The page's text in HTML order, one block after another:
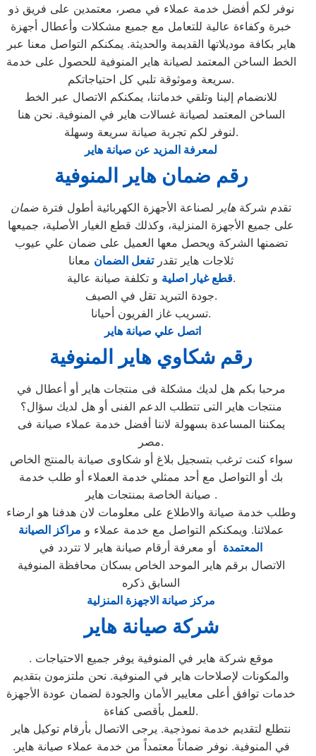
نوفر لكم أفضل خدمة عملاء في مصر، معتمدين على فريق ذو
خبرة وكفاءة عالية للتعامل مع جميع مشكلات وأعطال أجهزة
هاير بكافة موديلاتها القديمة والحديثة. يمكنكم التواصل معنا عبر
الخط الساخن المعتمد لصيانة هاير المنوفية للحصول على خدمة
سريعة وموثوقة تلبي كل احتياجاتكم.
للانضمام إلينا وتلقي خدماتنا، يمكنكم الاتصال عبر الخط
الساخن المعتمد لصيانة غسالات هاير في المنوفية. نحن هنا
لنوفر لكم تجربة صيانة سريعة وسهلة.
لمعرفة المزيد عن صيانة هاير
رقم ضمان هاير المنوفية
تقدم شركة هاير لصناعة الأجهزة الكهربائية أطول فترة ضمان
على جميع الأجهزة المنزلية، وكذلك قطع الغيار الأصلية، جميعها
تضمنها الشركة ويحصل معها العميل على ضمان علي عيوب
ثلاجات هاير تقدرتفعل الضمان معانا
قطع غيار اصليةو تكلفة صيانة عالية.
جودة التبريد تقل في الصيف.
تسريب غاز الفريون أحيانا.
اتصل علي صيانة هاير
رقم شكاوي هاير المنوفية
مرحبا بكم هل لديك مشكلة فى منتجات هاير أو أعطال في
منتجات هاير التى تتطلب الدعم الفنى أو هل لديك سؤال؟
يمكننا المساعدة بسهولة لاننا أفضل خدمة عملاء صيانة فى
مصر.
سواء كنت ترغب بتسجيل بلاغ أو شكاوى صيانة بالمنتج الخاص
بك أو التواصل مع أحد ممثلي خدمة العملاء أو طلب خدمة
صيانة الخاصة بمنتجات هاير .
وطلب خدمة صيانة والاطلاع على معلومات لان هدفنا هو ارضاء
عملائنا. ويمكنكم التواصل مع خدمة عملاء و مراكز الصيانة
المعتمدة أو معرفة أرقام صيانة هاير لا تتردد في
الاتصال برقم هاير الموحد الخاص بسكان محافظة المنوفية
السابق ذكره
مركز صيانة الاجهزة المنزلية
شركة صيانة هاير
. موقع شركة هاير في المنوفية يوفر جميع الاحتياجات
والمكونات لإصلاحات هاير في المنوفية. نحن ملتزمون بتقديم
خدمات توافق أعلى معايير الأمان والجودة لضمان عودة الأجهزة
للعمل بأقصى كفاءة.
نتطلع لتقديم خدمة نموذجية. يرجى الاتصال بأرقام توكيل هاير
في المنوفية. نوفر ضماناً معتمداً من خدمة عملاء صيانة هاير.